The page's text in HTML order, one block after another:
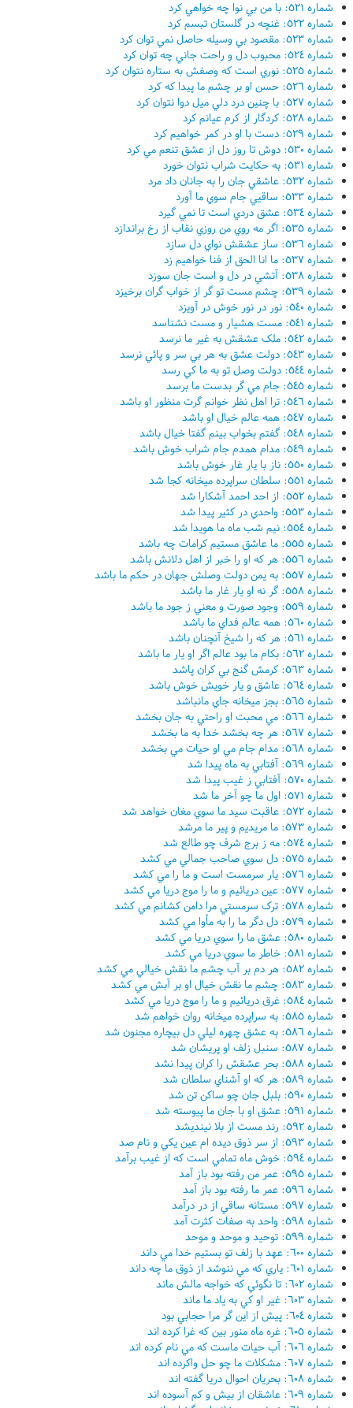
شماره ٥٢١: با من بي نوا چه خواهي کرد
شماره ٥٢٢: غنچه در گلستان تبسم کرد
شماره ٥٢٣: مقصود بي وسيله حاصل نمي توان کرد
شماره ٥٢٤: محبوب دل و راحت جاني چه توان کرد
شماره ٥٢٥: نوري است که وصفش به ستاره نتوان کرد
شماره ٥٢٦: حسن او بر چشم ما پيدا که کرد
شماره ٥٢٧: با چنين درد دلي ميل دوا نتوان کرد
شماره ٥٢٨: کردگار از کرم عيانم کرد
شماره ٥٢٩: دست با او در کمر خواهيم کرد
شماره ٥٣٠: دوش تا روز دل از عشق تنعم مي کرد
شماره ٥٣١: به حکايت شراب نتوان خورد
شماره ٥٣٢: عاشقي جان را به جانان داد مرد
شماره ٥٣٣: ساقيي جام سوي ما آورد
شماره ٥٣٤: عشق دردي است تا نمي گيرد
شماره ٥٣٥: اگر مه روي من روزي نقاب از رخ براندازد
شماره ٥٣٦: ساز عشقش نواي دل سازد
شماره ٥٣٧: ما انا الحق از فنا خواهيم زد
شماره ٥٣٨: آتشي در دل و است جان سوزد
شماره ٥٣٩: چشم مست تو گر از خواب گران برخيزد
شماره ٥٤٠: نور در نور خوش در آويزد
شماره ٥٤١: مست هشيار و مست نشناسد
شماره ٥٤٢: ملک عشقش به غير ما نرسد
شماره ٥٤٣: دولت عشق به هر بي سر و پائي نرسد
شماره ٥٤٤: دولت وصل تو به ما کي رسد
شماره ٥٤٥: جام مي گر بدست ما برسد
شماره ٥٤٦: ترا اهل نظر خوانم گرت منظور او باشد
شماره ٥٤٧: همه عالم خيال او باشد
شماره ٥٤٨: گفتم بخواب بينم گفتا خيال باشد
شماره ٥٤٩: مدام همدم جام شراب خوش باشد
شماره ٥٥٠: ناز با يار غار خوش باشد
شماره ٥٥١: سلطان سراپرده ميخانه کجا شد
شماره ٥٥٢: از احد احمد آشکارا شد
شماره ٥٥٣: واحدي در کثير پيدا شد
شماره ٥٥٤: نيم شب ماه ما هويدا شد
شماره ٥٥٥: ما عاشق مستيم کرامات چه باشد
شماره ٥٥٦: هر که او را خبر از اهل دلانش باشد
شماره ٥٥٧: به يمن دولت وصلش جهان در حکم ما باشد
شماره ٥٥٨: گر نه او يار غار ما باشد
شماره ٥٥٩: وجود صورت و معني ز جود ما باشد
شماره ٥٦٠: همه عالم فداي ما باشد
شماره ٥٦١: هر که را شيخ آنچنان باشد
شماره ٥٦٢: بکام ما بود عالم اگر او يار ما باشد
شماره ٥٦٣: کرمش گنج بي کران پاشد
شماره ٥٦٤: عاشق و يار خويش خوش باشد
شماره ٥٦٥: بجز ميخانه جاي مانباشد
شماره ٥٦٦: مي محبت او راحتي به جان بخشد
شماره ٥٦٧: هر چه بخشد خدا به ما بخشد
شماره ٥٦٨: مدام جام مي او حيات مي بخشد
شماره ٥٦٩: آفتابي به ماه پيدا شد
شماره ٥٧٠: آفتابي ز غيب پيدا شد
شماره ٥٧١: اول ما چو آخر ما شد
شماره ٥٧٢: عاقبت سيد ما سوي مغان خواهد شد
شماره ٥٧٣: ما مريديم و پير ما مرشد
شماره ٥٧٤: مه ز برج شرف چو طالع شد
شماره ٥٧٥: دل سوي صاحب جمالي مي کشد
شماره ٥٧٦: يار سرمست است و ما را مي کشد
شماره ٥٧٧: عين دريائيم و ما را موج دريا مي کشد
شماره ٥٧٨: ترک سرمستي مرا دامن کشانم مي کشد
شماره ٥٧٩: دل دگر ما را به مأوا مي کشد
شماره ٥٨٠: عشق ما را سوي دريا مي کشد
شماره ٥٨١: خاطر ما سوي دريا مي کشد
شماره ٥٨٢: هر دم بر آب چشم ما نقش خيالي مي کشد
شماره ٥٨٣: چشم ما نقش خيال او بر آبش مي کشد
شماره ٥٨٤: غرق دريائيم و ما را موج دريا مي کشد
شماره ٥٨٥: به سراپرده ميخانه روان خواهم شد
شماره ٥٨٦: به عشق چهره ليلي دل بيچاره مجنون شد
شماره ٥٨٧: سنبل زلف او پريشان شد
شماره ٥٨٨: بحر عشقش را کران پيدا نشد
شماره ٥٨٩: هر که او آشناي سلطان شد
شماره ٥٩٠: بلبل جان چو ساکن تن شد
شماره ٥٩١: عشق او با جان ما پيوسته شد
شماره ٥٩٢: رند مست از بلا نينديشد
شماره ٥٩٣: از سر ذوق ديده ام عين يکي و نام صد
شماره ٥٩٤: خوش ماه تمامي است که از غيب برآمد
شماره ٥٩٥: عمر من رفته بود باز آمد
شماره ٥٩٦: عمر ما رفته بود باز آمد
شماره ٥٩٧: مستانه ساقي از در درآمد
شماره ٥٩٨: واحد به صفات کثرت آمد
شماره ٥٩٩: توحيد و موحد و موحد
شماره ٦٠٠: عهد با زلف تو بستيم خدا مي داند
شماره ٦٠١: ياري که مي ننوشد از ذوق ما چه داند
شماره ٦٠٢: تا نگوئي که خواجه مالش ماند
شماره ٦٠٣: غير او کي به ياد ما ماند
شماره ٦٠٤: پيش از اين گر مرا حجابي بود
شماره ٦٠٥: غره ماه منور بين که غرا کرده اند
شماره ٦٠٦: آب حيات ماست که مي نام کرده اند
شماره ٦٠٧: مشکلات ما چو حل واکرده اند
شماره ٦٠٨: بحريان احوال دريا گفته اند
شماره ٦٠٩: عاشقان از بيش و کم آسوده اند